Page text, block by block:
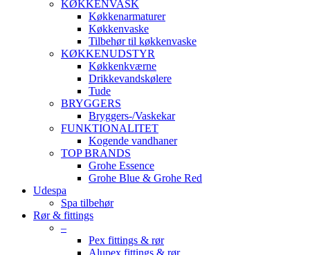
KØKKENVASK
Køkkenarmaturer
Køkkenvaske
Tilbehør til køkkenvaske
KØKKENUDSTYR
Køkkenkværne
Drikkevandskølere
Tude
BRYGGERS
Bryggers-/Vaskekar
FUNKTIONALITET
Kogende vandhaner
TOP BRANDS
Grohe Essence
Grohe Blue & Grohe Red
Udespa
Spa tilbehør
Rør & fittings
–
Pex fittings & rør
Alupex fittings & rør